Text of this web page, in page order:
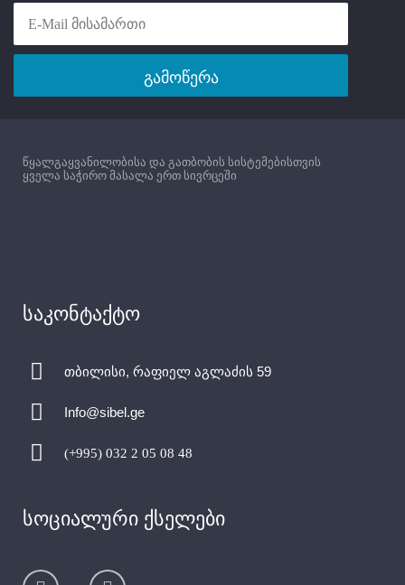
გამოწერა
წყალგაყვანილობისა და გათბობის სისტემებისთვის
ყველა საჭირო მასალა ერთ სივრცეში
საკონტაქტო
თბილისი, რაფიელ აგლაძის 59
Info@sibel.ge
(+995) 032 2 05 08 48
სოციალური ქსელები